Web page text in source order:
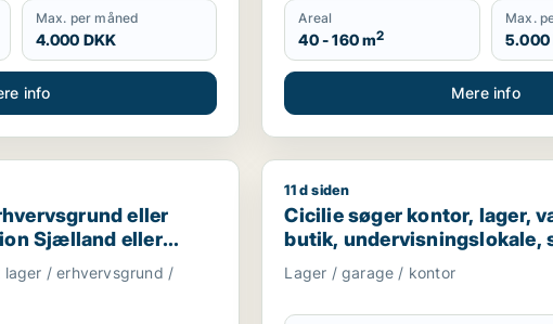
Max. per måned
4.000 DKK
info
Areal
40 - 160 m2
Max.
5.000
Mere info
eller garage til salg i Region Sjælland eller
eller
Sjælland eller
/ erhvervsgrund /
Cicilie søger kontor, lager,
11 d siden
Cicilie søger kontor, lager,
butik, undervisningslokale,
erhvervsgrund,
garage til leje i Region
Nordsjælland
Lager / garage / kontor